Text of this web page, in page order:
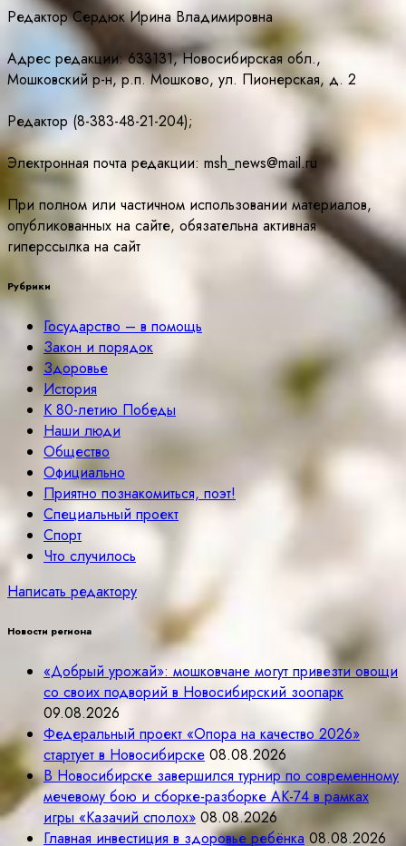
Редактор Сердюк Ирина Владимировна
Адрес редакции: 633131, Новосибирская обл.,
Мошковский р-н, р.п. Мошково, ул. Пионерская, д. 2
Редактор (8-383-48-21-204);
Электронная почта редакции: msh_news@mail.ru
При полном или частичном использовании материалов,
опубликованных на сайте, обязательна активная
гиперссылка на сайт
Рубрики
Государство – в помощь
Закон и порядок
Здоровье
История
К 80-летию Победы
Наши люди
Общество
Официально
Приятно познакомиться, поэт!
Специальный проект
Спорт
Что случилось
Написать редактору
Новости региона
«Добрый урожай»: мошковчане могут привезти овощи
со своих подворий в Новосибирский зоопарк
09.08.2026
Федеральный проект «Опора на качество 2026»
стартует в Новосибирске 08.08.2026
В Новосибирске завершился турнир по современному
мечевому бою и сборке-разборке АК-74 в рамках
игры «Казачий сполох» 08.08.2026
Главная инвестиция в здоровье ребёнка 08.08.2026